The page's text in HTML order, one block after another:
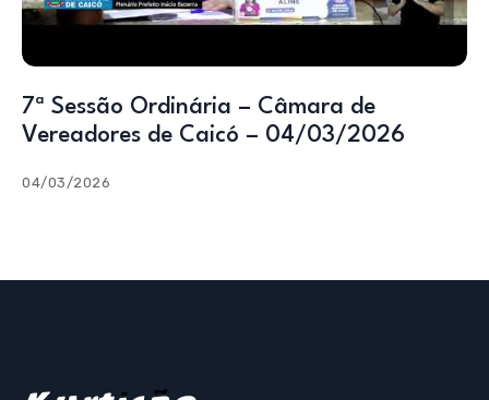
7ª Sessão Ordinária – Câmara de
Vereadores de Caicó – 04/03/2026
04/03/2026